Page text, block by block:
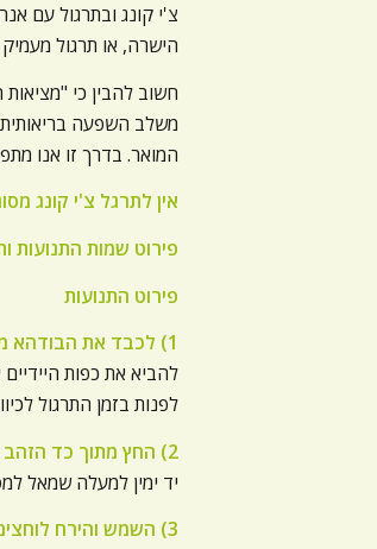
צ'י קונג ובתרגול עם
הישרה, או תרגול
חשוב להבין כי
משלב השפעה בריאותית
המואר. בדרך זו אנו
אין לתרגל צ'י קונג
פירוט שמות התנועות
פירוט התנועות
1) לכבד את הבודהא מהלב/ להתפלל בכנות
להביא את כפות היידיים
לפנות בזמן התרגול
2) החץ מתוך כד הזהב
יד ימין למעלה שמאל
3) השמש והירח לוחצים את הרוח (שד) כלפי מטה